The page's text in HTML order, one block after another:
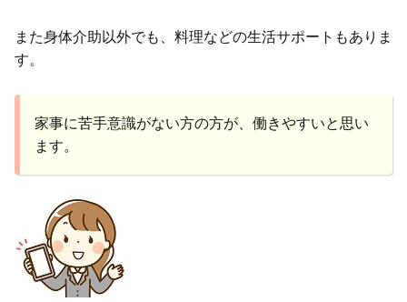
また身体介助以外でも、料理などの生活サポートもありま
す。
家事に苦手意識がない方の方が、働きやすいと思い
ます。